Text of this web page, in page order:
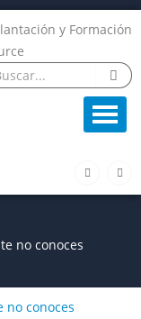
a
c
e
i
n
k
no conoces
no conoces